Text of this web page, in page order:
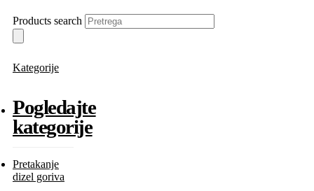
Products search
Kategorije
Pogledajte
kategorije
Pretakanje
dizel goriva